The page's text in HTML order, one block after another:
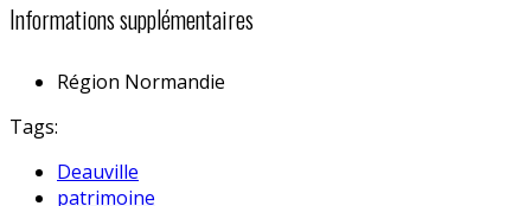
Informations supplémentaires
Région Normandie
Tags:
Deauville
patrimoine